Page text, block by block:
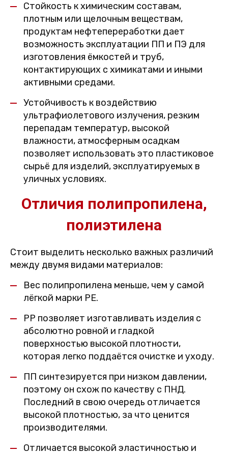
Стойкость к химическим составам,
плотным или щелочным веществам,
продуктам нефтепереработки дает
возможность эксплуатации ПП и ПЭ для
изготовления ёмкостей и труб,
контактирующих с химикатами и иными
активными средами.
Устойчивость к воздействию
ультрафиолетового излучения, резким
перепадам температур, высокой
влажности, атмосферным осадкам
позволяет использовать это пластиковое
сырьё для изделий, эксплуатируемых в
уличных условиях.
Отличия полипропилена,
полиэтилена
Стоит выделить несколько важных различий
между двумя видами материалов:
Вес полипропилена меньше, чем у самой
лёгкой марки PE.
PP позволяет изготавливать изделия с
абсолютно ровной и гладкой
поверхностью высокой плотности,
которая легко поддаётся очистке и уходу.
ПП синтезируется при низком давлении,
поэтому он схож по качеству с ПНД.
Последний в свою очередь отличается
высокой плотностью, за что ценится
производителями.
Отличается высокой эластичностью и